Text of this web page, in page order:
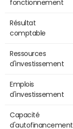
fonctionnement
Résultat
comptable
Ressources
d'investissement
Emplois
d'investissement
Capacité
d'autofinancement